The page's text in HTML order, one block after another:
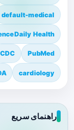
default-medical
Health
PubMed
CDC
cardiology
راهنمای سریع